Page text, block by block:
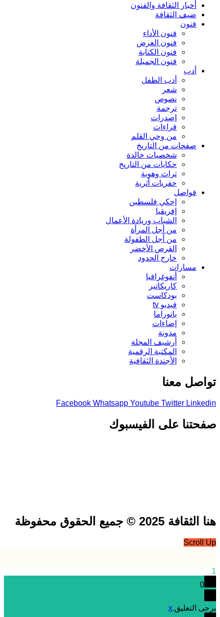
أخبار الثقافة والفنون
ضيف الثقافة
فنون
فنون الأداء
فنون العرض
فنون الكتابة
فنون الجميلة
أدب
أدب الطفل
شعر
نصوص
ترجمة
إصدرات
قراءات
من وحي القلم
صفحات من التاريخ
شخصيات خالدة
حكايات من التاريخ
تراث وهوية
حفريات أثرية
فواصل
إحكي فلسطين
إفريقيا
الشباب وريادة الأعمال
من أجل المرأة
من أجل الطفولة
القرص الأخضر
خارج الحدود
مسارات
أنفوغرافيا
كاريكاتير
بودكاست
فيديو tv
بانوراما
إضاءات
مدونة
أرشيف المجلة
المكتبة الرقمية
الأجندة الثقافية
معنا
Facebook Whatsapp Youtube Twitter
على الفيسبوك
2025 © جميع الحقوق محفوظة
التعليق.x